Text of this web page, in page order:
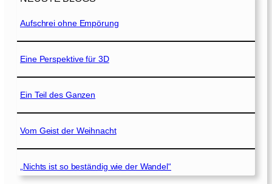
Aufschrei ohne Empörung
Eine Perspektive für 3D
Ein Teil des Ganzen
Vom Geist der Weihnacht
„Nichts ist so beständig wie der Wandel“